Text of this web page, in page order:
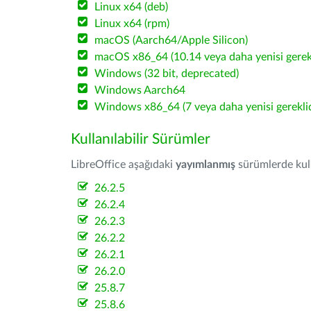
Linux x64 (deb)
Linux x64 (rpm)
macOS (Aarch64/Apple Silicon)
macOS x86_64 (10.14 veya daha yenisi
Windows (32 bit, deprecated)
Windows Aarch64
Windows x86_64 (7 veya daha yenisi
Kullanılabilir Sürümler
LibreOffice aşağıdaki yayımlanmış sürümlerde
26.2.5
26.2.4
26.2.3
26.2.2
26.2.1
26.2.0
25.8.7
25.8.6